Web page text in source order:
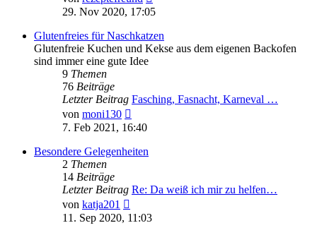
Beitrag
29. Nov 2020, 17:05
Glutenfreies für Naschkatzen
Glutenfreie Kuchen und Kekse aus dem eigenen Backofen
sind immer eine gute Idee
9 Themen
76 Beiträge
Letzter Beitrag Fasching, Fasnacht, Karneval …
von moni130
Beitrag
7. Feb 2021, 16:40
Besondere Gelegenheiten
2 Themen
14 Beiträge
Letzter Beitrag Re: Da weiß ich mir zu helfen…
von katja201
Beitrag
11. Sep 2020, 11:03